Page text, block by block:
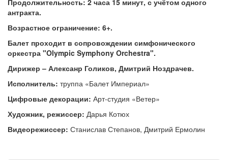
Продолжительность: 2 часа 15 минут, с учётом одного
антракта.
Возрастное ограничение: 6+.
Балет проходит в сопровождении симфонического
оркестра "Olympic Symphony Orchestra".
Дирижер – Алексанр Голиков, Дмитрий Ноздрачев.
Исполнитель: труппа «Балет Империал»
Цифровые декорации: Арт-студия «Ветер»
Художник, режиссер: Дарья Котюх
Видеорежиссер: Станислав Степанов, Дмитрий Ермолин